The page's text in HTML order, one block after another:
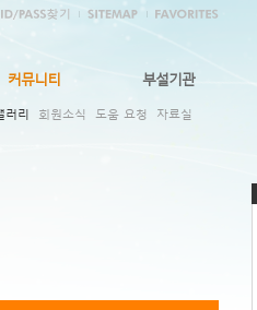
커뮤니티 부설기관
러리 회원소식 도움 요청 자료실